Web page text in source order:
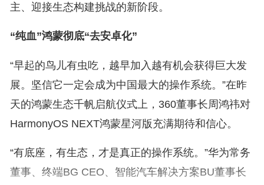
主、迎接生态构建挑战的新阶段。
“纯血”鸿蒙彻底“去安卓化”
“早起的鸟儿有虫吃，越早加入越有机会获得巨大发
展。坚信它一定会成为中国最大的操作系统。”在昨
天的鸿蒙生态千帆启航仪式上，360董事长周鸿祎对
HarmonyOS NEXT鸿蒙星河版充满期待和信心。
“有底座，有生态，才是真正的操作系统。”华为常务
董事、终端BG CEO、智能汽车解决方案BU董事长